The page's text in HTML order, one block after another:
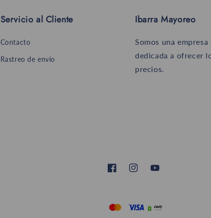
Servicio al Cliente
Contacto
Rastreo de envío
Ibarra Mayoreo
Somos una
dedicada a ofrecer
precios.
FacebookInstagramYouTube
Formas